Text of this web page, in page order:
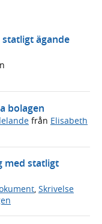
ägande
bolagen
från Elisabeth
med statligt
, Skrivelse